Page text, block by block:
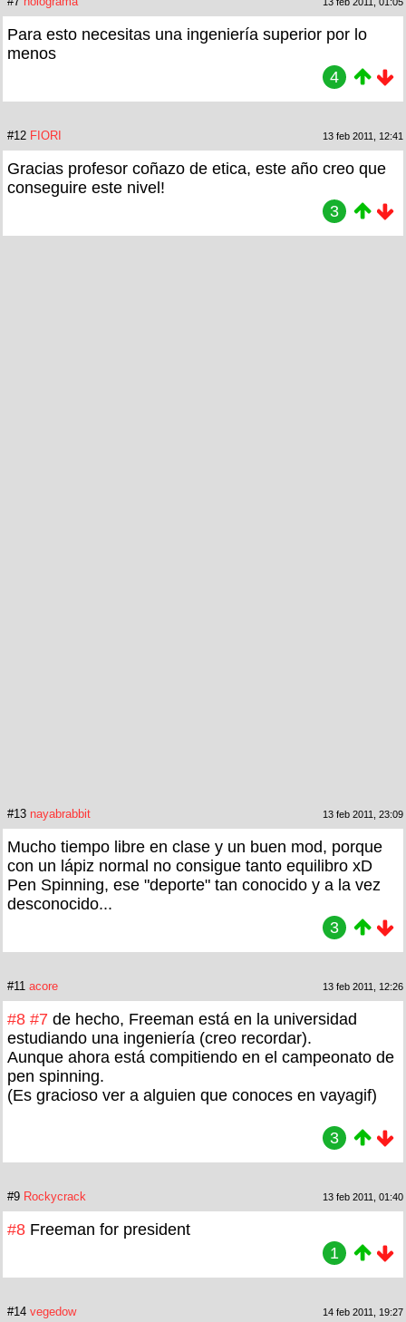
Para esto necesitas una ingeniería superior por lo
menos
4
#12 FIORI 13 feb 2011, 12:41
Gracias profesor coñazo de etica, este año creo que
conseguire este nivel!
3
#13 nayabrabbit 13 feb 2011, 23:09
Mucho tiempo libre en clase y un buen mod, porque
con un lápiz normal no consigue tanto equilibro xD
Pen Spinning, ese "deporte" tan conocido y a la vez
desconocido...
3
#11 acore 13 feb 2011, 12:26
#8 #7 de hecho, Freeman está en la universidad
estudiando una ingeniería (creo recordar).
Aunque ahora está compitiendo en el campeonato de
pen spinning.
(Es gracioso ver a alguien que conoces en vayagif)
3
#9 Rockycrack 13 feb 2011, 01:40
#8 Freeman for president
1
#14 vegedow 14 feb 2011, 19:27